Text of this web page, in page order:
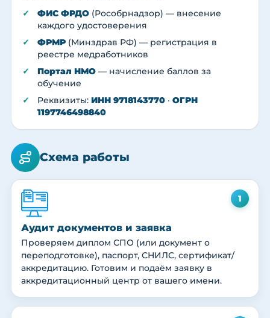
ФИС ФРДО (Рособрнадзор) — внесение
каждого удостоверения
ФРМР (Минздрав РФ) — регистрация в
реестре медработников
Портал НМО — начисление баллов за
обучение
Реквизиты: ИНН 9718143770 · ОГРН
1197746498840
Схема работы
1
Аудит документов и заявка
Проверяем диплом СПО (или документ о
переподготовке), паспорт, СНИЛС, сертификат/
аккредитацию. Готовим и подаём заявку в
аккредитационный центр от вашего имени.